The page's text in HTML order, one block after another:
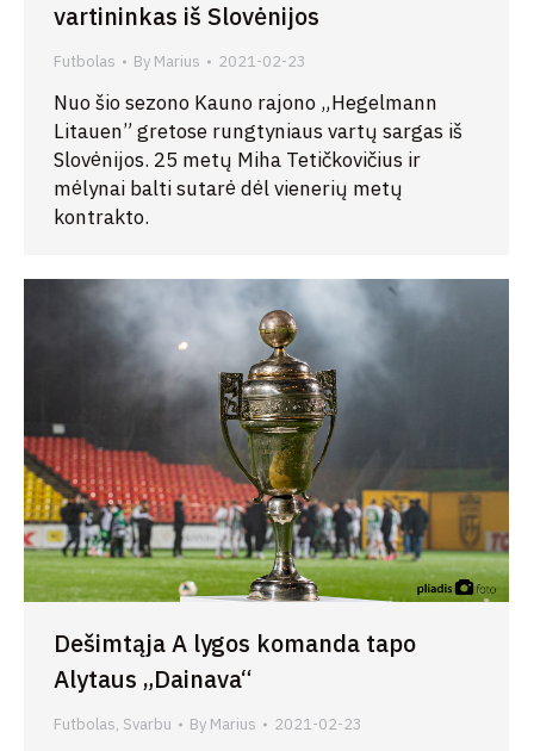
vartininkas iš Slovėnijos
Futbolas By Marius 2021-02-23
Nuo šio sezono Kauno rajono „Hegelmann
Litauen” gretose rungtyniaus vartų sargas iš
Slovėnijos. 25 metų Miha Tetičkovičius ir
mėlynai balti sutarė dėl vienerių metų
kontrakto.
Dešimtąja A lygos komanda tapo
Alytaus „Dainava“
Futbolas, Svarbu By Marius 2021-02-23